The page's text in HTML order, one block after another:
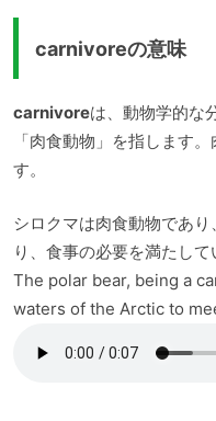
carnivoreの意味
carnivoreは、動物学的な
「肉食動物」を指します
す。
シロクマは肉食動物であ
り、食事の必要を満たして
The polar bear, being a
waters of the Arctic to